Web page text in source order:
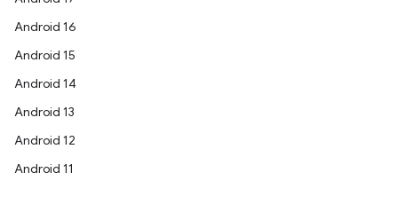
Android 16
Android 15
Android 14
Android 13
Android 12
Android 11